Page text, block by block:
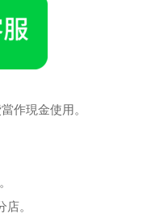
作現金使用。
。